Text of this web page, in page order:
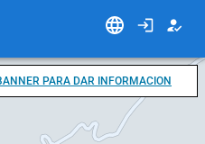
PARA DAR INFORMACION